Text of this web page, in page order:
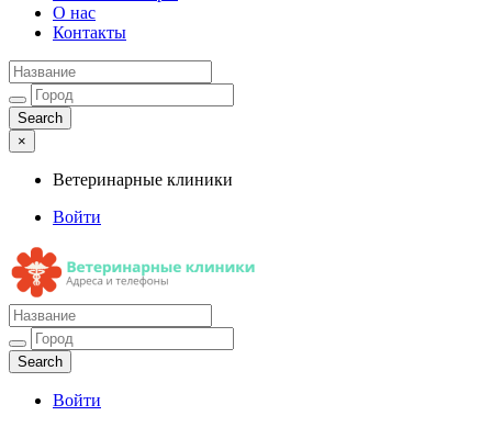
О нас
Контакты
×
Ветеринарные клиники
Войти
Ветеринарные клиники
Адреса и телефоны
Войти